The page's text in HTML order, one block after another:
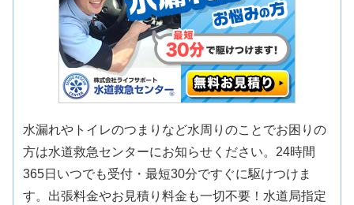
水漏れやトイレのつまりなど水周りのことでお困りの
方は水道救急センターにお知らせください。24時間
365日いつでも受付・最短30分ですぐに駆けつけま
す。出張料金やお見積り料金も一切不要！水道局指定